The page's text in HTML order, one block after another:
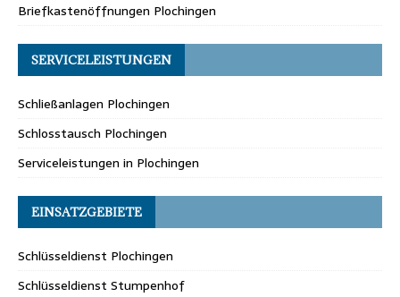
Briefkastenöffnungen Plochingen
SERVICELEISTUNGEN
Schließanlagen Plochingen
Schlosstausch Plochingen
Serviceleistungen in Plochingen
EINSATZGEBIETE
Schlüsseldienst Plochingen
Schlüsseldienst Stumpenhof